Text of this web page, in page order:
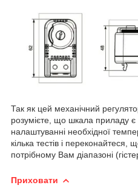
Так як цей механічний
розумієте, що шкала приладу
налаштуванні необхідної
кілька тестів і
потрібному Вам діапазоні
Приховати